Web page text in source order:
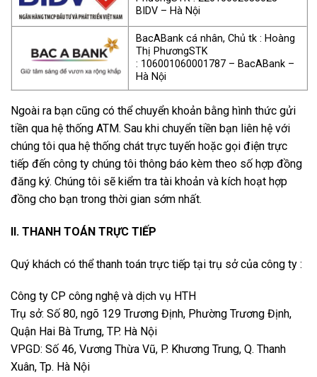
BIDV – Hà Nội
BacABank cá nhân, Chủ tk : Hoàng
Thị PhươngSTK
: 106001060001787 – BacABank –
Hà Nội
Ngoài ra bạn cũng có thể chuyển khoản bằng hình thức gửi
tiền qua hệ thống ATM. Sau khi chuyển tiền bạn liên hệ với
chúng tôi qua hệ thống chát trực tuyến hoặc gọi điện trực
tiếp đến công ty chúng tôi thông báo kèm theo số hợp đồng
đăng ký. Chúng tôi sẽ kiểm tra tài khoản và kích hoạt hợp
đồng cho bạn trong thời gian sớm nhất.
II. THANH TOÁN TRỰC TIẾP
Quý khách có thể thanh toán trực tiếp tại trụ sở của công ty :
Công ty CP công nghệ và dịch vụ HTH
Trụ sở: Số 80, ngõ 129 Trương Định, Phường Trương Định,
Quận Hai Bà Trưng, TP. Hà Nội
VPGD: Số 46, Vương Thừa Vũ, P. Khương Trung, Q. Thanh
Xuân, Tp. Hà Nội